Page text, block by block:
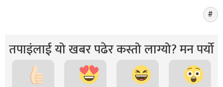
तपाइंलाई यो खबर पढेर कस्तो लाग्यो? मन पर्यो